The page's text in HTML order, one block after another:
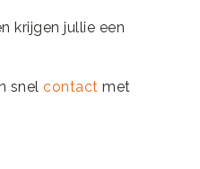
krijgen jullie een
snel contact met